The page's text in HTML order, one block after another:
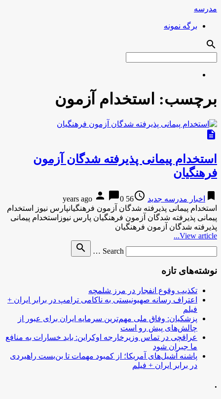
مدرسه
برگه نمونه
search
برچسب: استخدام آزمون
description
استخدام پیمانی پذیرفته‌ شدگان آزمون
فرهنگیان
bookmark اخبار مدرسه جدید access_time
56 years ago
person chat_bubble0
استخدام پیمانی پذیرفته‌ شدگان آزمون فرهنگیانپارس نیوز استخدام
پیمانی پذیرفته‌ شدگان آزمون فرهنگیان پارس نیوزاستخدام پیمانی
پذیرفته‌ شدگان آزمون فرهنگیان
View article...
Search …
search
نوشته‌های تازه
تکذیب وقوع انفجار در مرز شلمچه
اعتراف رسانه صهیونیستی به ناکامی ترامپ در برابر ایران +
فیلم
پزشکیان: وفاق ملی مهم‌ترین سرمایه ایران برای عبور از
چالش‌های پیش رو است
عراقچی در تماس وزیرخارجه اوکراین: باید خسارات به منافع
ما جبران شود
پاشنه آشیل‌های آمریکا؛ از کمبود مهمات تا بن‌بست راهبردی
در برابر ایران + فیلم
.